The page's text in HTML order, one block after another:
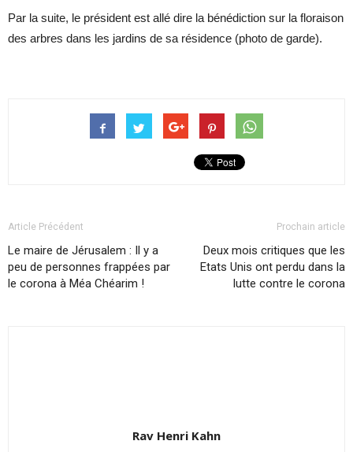
Par la suite, le président est allé dire la bénédiction sur la floraison
des arbres dans les jardins de sa résidence (photo de garde).
Article Précédent
Le maire de Jérusalem : Il y a
peu de personnes frappées par
le corona à Méa Chéarim !
Prochain article
Deux mois critiques que les
Etats Unis ont perdu dans la
lutte contre le corona
Rav Henri Kahn